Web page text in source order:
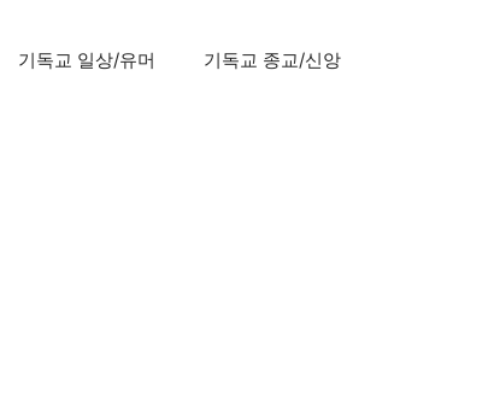
기독교 일상/유머 기독교 종교/신앙